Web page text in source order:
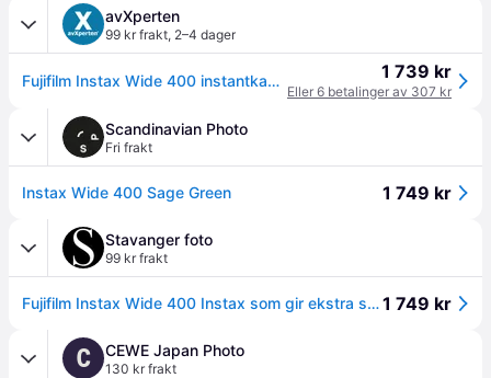
avXperten
99 kr frakt, 2–4 dager
Fujifilm Instax Wide 400 instantkamera 1 739 kr
Eller 6 betalinger av 307 kr
Scandinavian Photo
Fri frakt
Instax Wide 400 Sage Green 1 749 kr
Stavanger foto
99 kr frakt
Fujifilm Instax Wide 400 Instax som gir ekstra store bilder1 749 kr
C CEWE Japan Photo
130 kr frakt